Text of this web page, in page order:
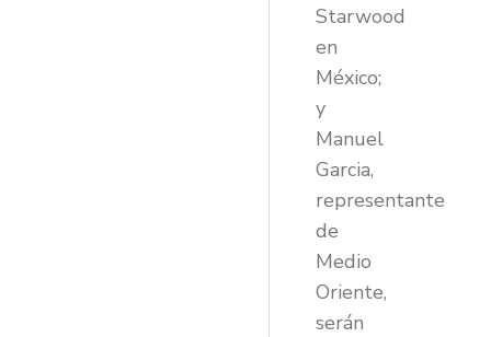
Starwood
en
México;
y
Manuel
Garcia,
representante
de
Medio
Oriente,
serán